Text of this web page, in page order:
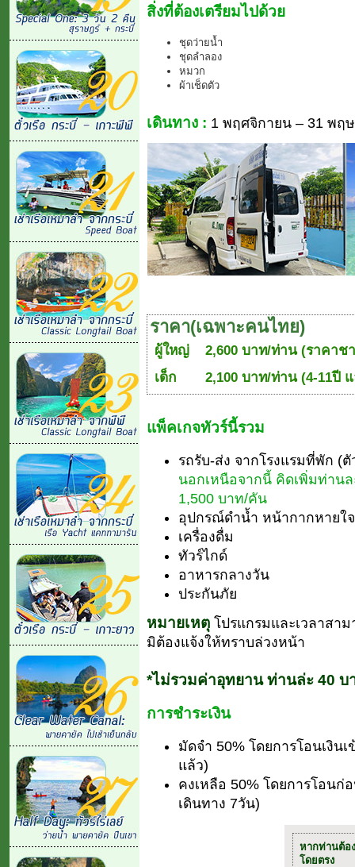
สิ่งที่ต้องเตรียมไปด้วย
ชุดว่ายน้ำ
ชุดลำลอง
หมวก
ผ้าเช็ดตัว
เดินทาง : 1 พฤศจิกายน – 31 พฤ
ราคา(เฉพาะคนไทย)
ผู้ใหญ่
2,600 บาท/ท่าน (ราคาช
เด็ก
2,100 บาท/ท่าน (4-11ปี
แพ็คเกจทัวร์นี้รวม
รถรับ-ส่ง จากโรงแรมที่พัก (
นอกเหนือจากนี้ คิดเพิ่มท่าน
1,500 บาท/คัน
อุปกรณ์ดำน้ำ หน้ากากหายใ
เครื่องดื่ม
ทัวร์ไกด์
อาหารกลางวัน
ประกันภัย
หมายเหตุ โปรแกรมและเวลาสา
มิต้องแจ้งให้ทราบล่วงหน้า
*ไม่รวมค่าอุทยาน ท่านล่ะ 40 บ
การชำระเงิน
มัดจำ 50% โดยการโอนเงิน
แล้ว)
คงเหลือ 50% โดยการโอน
เดินทาง 7วัน)
หากท่านต้อ
โดยตรง